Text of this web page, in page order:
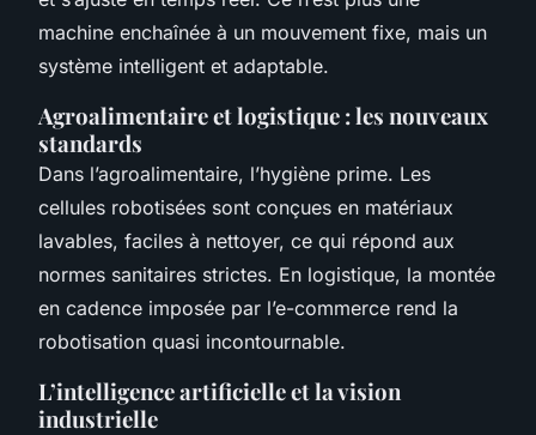
machine enchaînée à un mouvement fixe, mais un
système intelligent et adaptable.
Agroalimentaire et logistique : les nouveaux
standards
Dans l’agroalimentaire, l’hygiène prime. Les
cellules robotisées sont conçues en matériaux
lavables, faciles à nettoyer, ce qui répond aux
normes sanitaires strictes. En logistique, la montée
en cadence imposée par l’e-commerce rend la
robotisation quasi incontournable.
L’intelligence artificielle et la vision
industrielle